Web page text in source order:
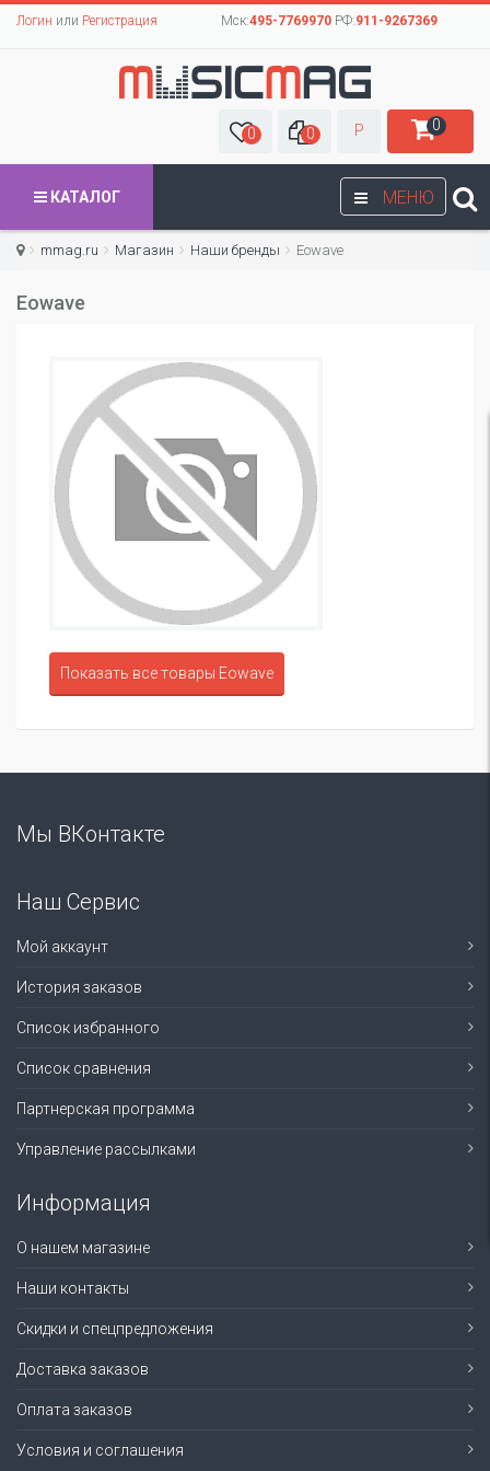
Логин или Регистрация Мск:495-7769970РФ:911-9267369
0 0 Р 0
МЕНЮ
КАТАЛОГ
mmag.ru Магазин Наши бренды Eowave
Eowave
Показать все товары Eowave
Мы ВКонтакте
Наш Сервис
Мой аккаунт
История заказов
Список избранного
Список сравнения
Партнерская программа
Управление рассылками
Информация
О нашем магазине
Наши контакты
Скидки и спецпредложения
Доставка заказов
Оплата заказов
Условия и соглашения